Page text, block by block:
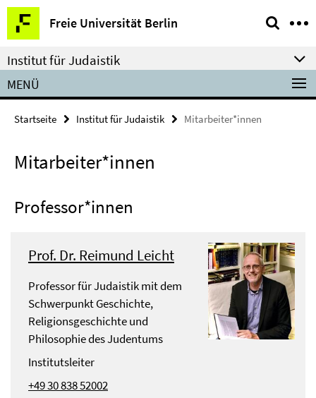
Springe
direkt
zu
Inhalt
Freie Universität Berlin
Service-
Navigation
Institut für Judaistik
MENÜ
Startseite Institut für Judaistik Mitarbeiter*innen
Mitarbeiter*innen
Professor*innen
Prof. Dr. Reimund Leicht
Professor für Judaistik mit dem
Schwerpunkt Geschichte,
Religionsgeschichte und
Philosophie des Judentums
Institutsleiter
+49 30 838 52002